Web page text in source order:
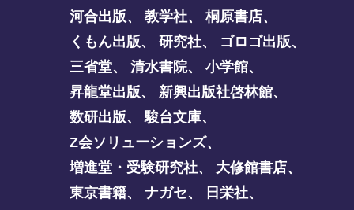
河合出版、 教学社、 桐原書店、
くもん出版、 研究社、 ゴロゴ出版、
三省堂、 清水書院、 小学館、
昇龍堂出版、 新興出版社啓林館、
数研出版、 駿台文庫、
Z会ソリューションズ、
増進堂・受験研究社、 大修館書店、
東京書籍、 ナガセ、 日栄社、